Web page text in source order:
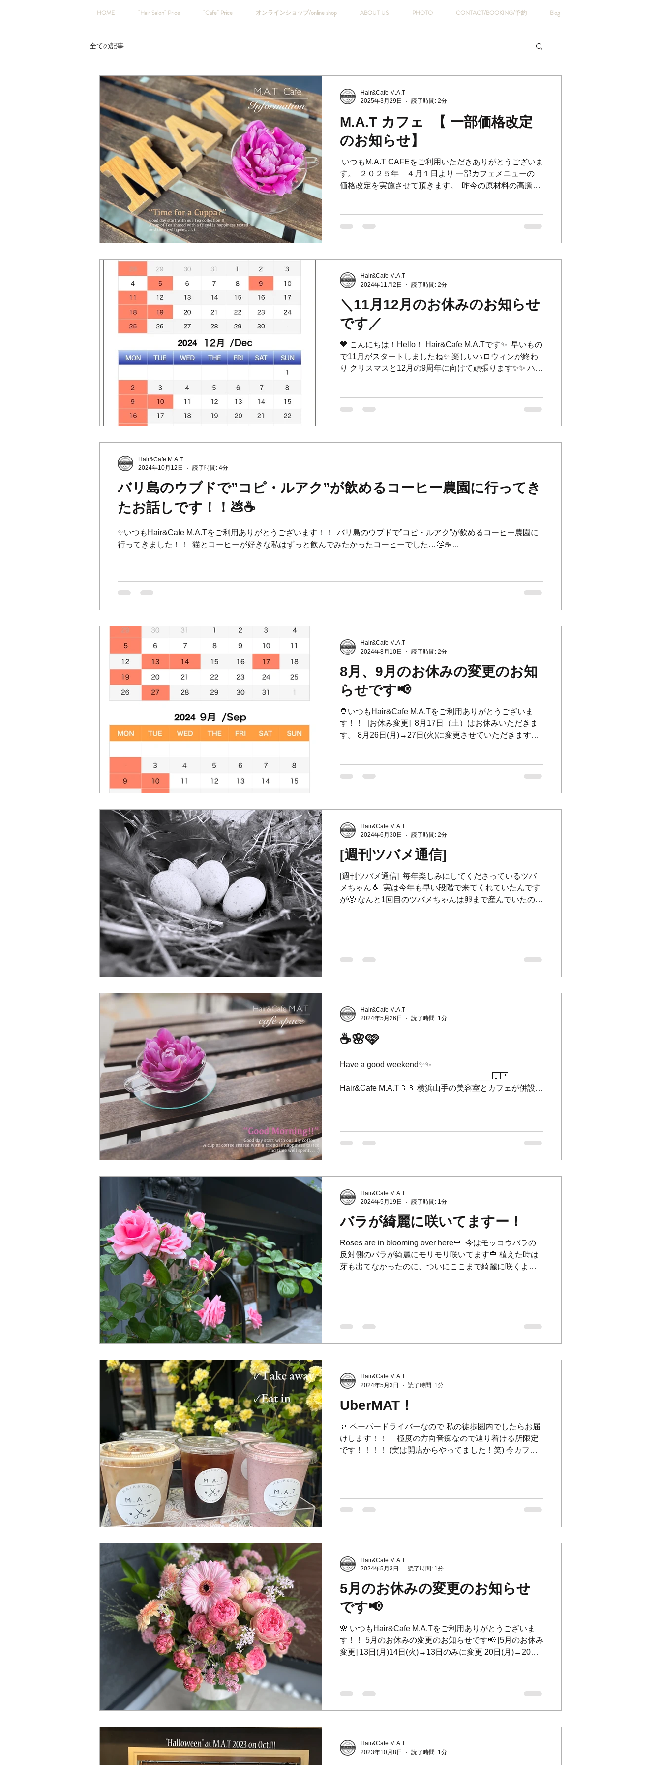
HOME "Hair Salon" Price "Cafe" Price オンラインショップ/online shop ABOUT US PHOTO CONTACT/BOOKING/予約 Blog
全ての記事
M.A.T カフェ 【 一部価格改定
のお知らせ】
⁡ いつもM.A.T CAFEをご利用いただきありがとうございま
す。 ⁡ ２０２５年 ４月１日より 一部カフェメニューの
価格改定を実施させて頂きます。 ⁡ 昨今の原材料の高騰に
Hair&Cafe M.A.T
2025年3月29日
読了時間: 2分
＼11月12月のお休みのお知らせ
です／
🧡 こんにちは！Hello！ Hair&Cafe M.A.Tです✨ ⁡ 早いもの
で11月がスタートしましたね✨ 楽しいハロウィンが終わ
り クリスマスと12月の9周年に向けて頑張ります✨✨ ハロ
Hair&Cafe M.A.T
2024年11月2日
読了時間: 2分
バリ島のウブドで”コピ・ルアク”が飲めるコーヒー農園に行ってき
たお話しです！！💩☕️
✨いつもHair&Cafe M.A.Tをご利用ありがとうございます！！ ⁡ バリ島のウブドで”コピ・ルアク”が飲めるコーヒー農園に
行ってきました！！ ⁡ 猫とコーヒーが好きな私はずっと飲んでみたかったコーヒーでした…🤔☕️ ⁡...
Hair&Cafe M.A.T
2024年10月12日
読了時間: 4分
8月、9月のお休みの変更のお知
らせです📢
🌻いつもHair&Cafe M.A.Tをご利用ありがとうございま
す！！ ⁡ [お休み変更] ⁡ 8月17日（土）はお休みいただきま
す。 8月26日(月)→27日(火)に変更させていただきます🙇
Hair&Cafe M.A.T
2024年8月10日
読了時間: 2分
[週刊ツバメ通信]
[週刊ツバメ通信] ⁡ 毎年楽しみにしてくださっているツバ
メちゃん🐧 ⁡ 実は今年も早い段階で来てくれていたんです
が🥺 なんと1回目のツバメちゃんは卵まで産んでいたの
Hair&Cafe M.A.T
2024年6月30日
読了時間: 2分
☕️🌸🩷
Have a good weekend✨✨ ⁡ ⁡
__________________________________ 🇯🇵
Hair&Cafe M.A.T🇬🇧 横浜山手の美容室とカフェが併設し
Hair&Cafe M.A.T
2024年5月26日
読了時間: 1分
バラが綺麗に咲いてますー！
Roses are in blooming over here🌹 ⁡ 今はモッコウバラの
反対側のバラが綺麗にモリモリ咲いてます🌹 植えた時は
芽も出てなかったのに、ついにここまで綺麗に咲くよう
Hair&Cafe M.A.T
2024年5月19日
読了時間: 1分
UberMAT！
🥤 ペーパードライバーなので 私の徒歩圏内でしたらお届
けします！！！ 極度の方向音痴なので辿り着ける所限定
です！！！！ (実は開店からやってました！笑) 今カフェ
Hair&Cafe M.A.T
2024年5月3日
読了時間: 1分
5月のお休みの変更のお知らせ
です📢
🌸 いつもHair&Cafe M.A.Tをご利用ありがとうございま
す！！ 5月のお休みの変更のお知らせです📢 [5月のお休み
変更] 13日(月)14日(火)→13日のみに変更 20日(月)→20
Hair&Cafe M.A.T
2024年5月3日
読了時間: 1分
Hair&Cafe M.A.T
2023年10月8日
読了時間: 1分